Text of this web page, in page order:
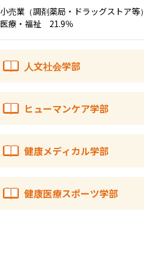
小売業（調剤薬局・ドラッグストア等
医療・福祉　21.9％
人文社会学部
ヒューマンケア学部
健康メディカル学部
健康医療スポーツ学部